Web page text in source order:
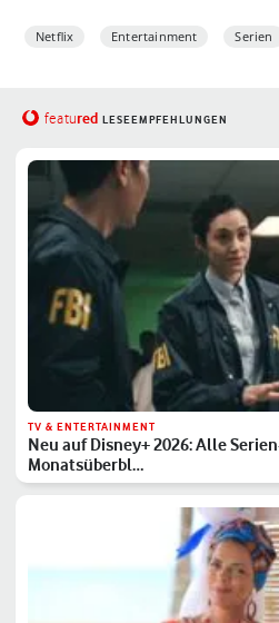
Netflix Entertainment Serien
featured LESEEMPFEHLUNGEN
TV & ENTERTAINMENT
Neu auf Disney+ 2026: Alle
Monatsüberbl…